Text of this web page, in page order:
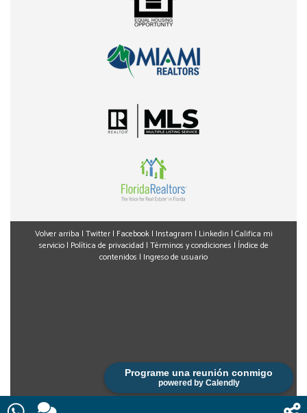
Programe una reunión conmigo
powered by Calendly
Volver arriba | Twitter| Facebook| Instagram | Linkedin | Califica mi
servicio| Política de privacidad | Términos y condiciones | Índice de
contenidos | Ingreso de usuario